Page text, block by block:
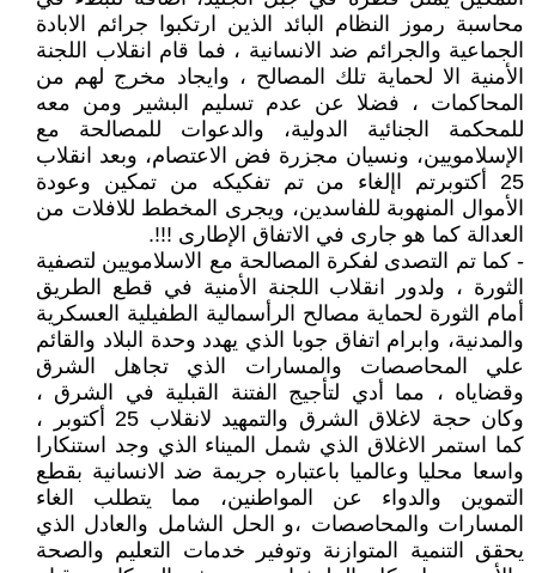
محاسبة رموز النظام البائد الذين ارتكبوا جرائم الابادة
الجماعية والجرائم ضد الانسانية ، فما قام انقلاب اللجنة
الأمنية الا لحماية تلك المصالح ، وايجاد مخرج لهم من
المحاكمات ، فضلا عن عدم تسليم البشير ومن معه
للمحكمة الجنائية الدولية، والدعوات للمصالحة مع
الإسلامويين، ونسيان مجزرة فض الاعتصام، وبعد انقلاب
25 أكتوبرتم اإلغاء من تم تفكيكه من تمكين وعودة
الأموال المنهوبة للفاسدين، ويجرى المخطط للافلات من
العدالة كما هو جارى في الاتفاق الإطارى !!!.
- كما تم التصدى لفكرة المصالحة مع الاسلامويين لتصفية
الثورة ، ولدور انقلاب اللجنة الأمنية في قطع الطريق
أمام الثورة لحماية مصالح الرأسمالية الطفيلية العسكرية
والمدنية، وابرام اتفاق جوبا الذي يهدد وحدة البلاد والقائم
علي المحاصصات والمسارات الذي تجاهل الشرق
وقضاياه ، مما أدي لتأجيج الفتنة القبلية في الشرق ،
وكان حجة لاغلاق الشرق والتمهيد لانقلاب 25 أكتوبر ،
كما استمر الاغلاق الذي شمل الميناء الذي وجد استنكارا
واسعا محليا وعالميا باعتباره جريمة ضد الانسانية بقطع
التموين والدواء عن المواطنين، مما يتطلب الغاء
المسارات والمحاصصات ،و الحل الشامل والعادل الذي
يحقق التنمية المتوازنة وتوفير خدمات التعليم والصحة